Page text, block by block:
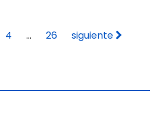
4 ... 26 siguiente